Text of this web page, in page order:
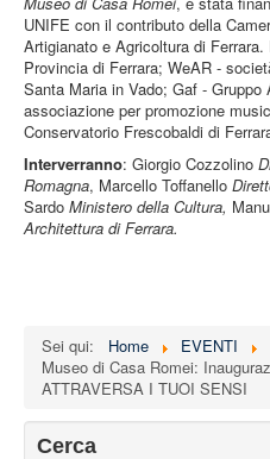
UNIFE con il contributo della
Artigianato e Agricoltura di
Provincia di Ferrara; WeAR -
Santa Maria in Vado; Gaf -
associazione per promozione
Conservatorio Frescobaldi di
Interverranno: Giorgio Cozzolino
Romagna, Marcello Toffanello
Sardo Ministero della Cultura,
Architettura di Ferrara.
Sei qui: Home
EVENTI
Museo di Casa Romei:
ATTRAVERSA I TUOI SENSI
Cerca